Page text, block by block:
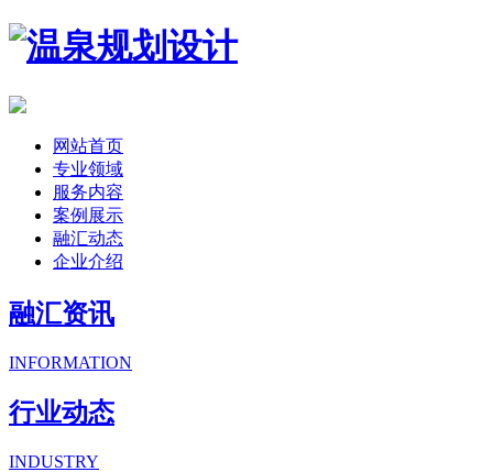
网站首页
专业领域
服务内容
案例展示
融汇动态
企业介绍
融汇资讯
INFORMATION
行业动态
INDUSTRY